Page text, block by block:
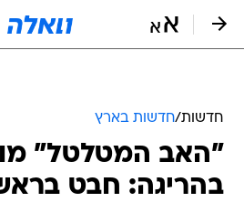
חדשות/חדשות בארץ
"האב המטלטל"
בהריגה: חבט